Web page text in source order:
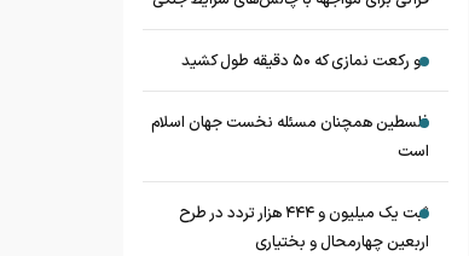
دو رکعت نمازی که ۵۰ دقیقه طول کشید
فلسطین همچنان مسئله نخست جهان اسلام
است
ثبت یک میلیون و ۴۴۴ هزار تردد در طرح
اربعین چهارمحال و بختیاری